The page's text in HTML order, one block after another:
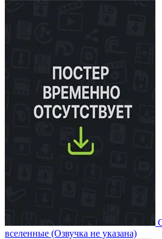
вселенные (Озвучка не указана)